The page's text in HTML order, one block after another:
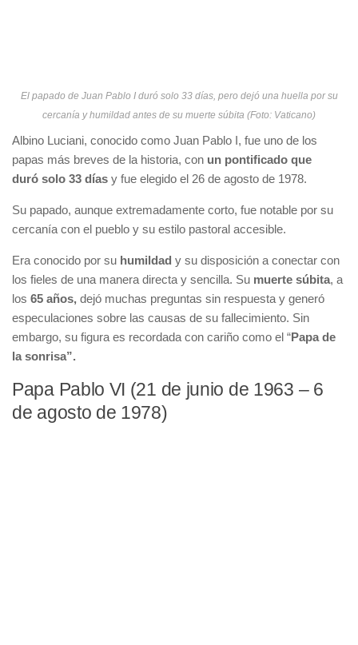
El papado de Juan Pablo I duró solo 33 días, pero dejó una huella por su
cercanía y humildad antes de su muerte súbita (Foto: Vaticano)
Albino Luciani, conocido como Juan Pablo I, fue uno de los
papas más breves de la historia, con un pontificado que
duró solo 33 días y fue elegido el 26 de agosto de 1978.
Su papado, aunque extremadamente corto, fue notable por su
cercanía con el pueblo y su estilo pastoral accesible.
Era conocido por su humildad y su disposición a conectar con
los fieles de una manera directa y sencilla. Su muerte súbita, a
los 65 años, dejó muchas preguntas sin respuesta y generó
especulaciones sobre las causas de su fallecimiento. Sin
embargo, su figura es recordada con cariño como el “Papa de
la sonrisa”.
Papa Pablo VI (21 de junio de 1963 – 6
de agosto de 1978)